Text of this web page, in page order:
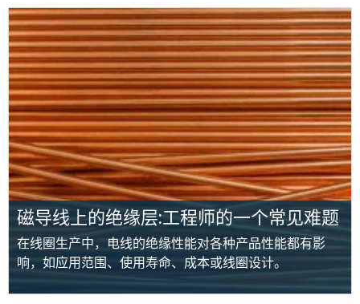
磁导线上的绝缘层:工程师的一个常见难题
在线圈生产中，电线的绝缘性能对各种产品性能都有影
响，如应用范围、使用寿命、成本或线圈设计。